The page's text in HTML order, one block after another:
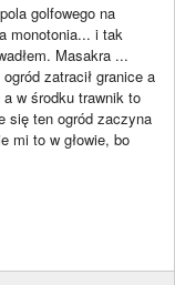
golfowego na
monotonia... i tak
Masakra ...
zatracił granice a
w środku trawnik to
się ten ogród zaczyna
mi to w głowie, bo